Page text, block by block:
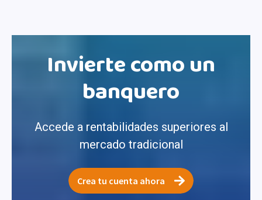
Invierte como un
banquero
Accede a rentabilidades superiores al
mercado tradicional
Crea tu cuenta ahora